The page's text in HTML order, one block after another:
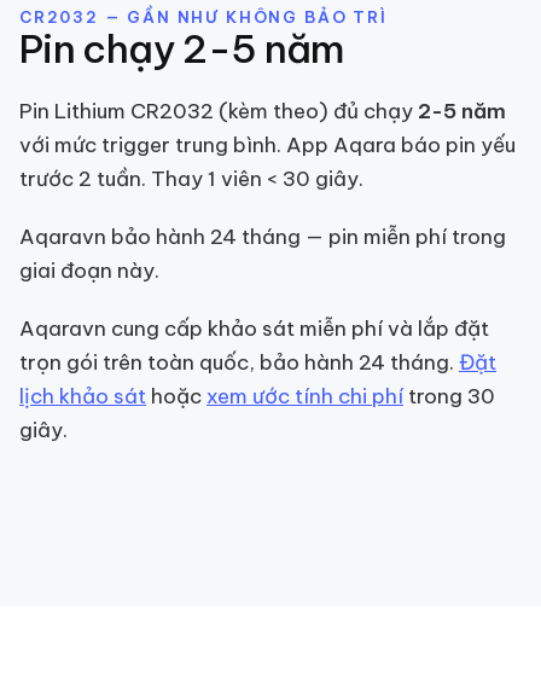
CR2032 — GẦN NHƯ KHÔNG BẢO TRÌ
Pin chạy 2-5 năm
Pin Lithium CR2032 (kèm theo) đủ chạy 2-5 năm
với mức trigger trung bình. App Aqara báo pin yếu
trước 2 tuần. Thay 1 viên < 30 giây.
Aqaravn bảo hành 24 tháng — pin miễn phí trong
giai đoạn này.
Aqaravn cung cấp khảo sát miễn phí và lắp đặt
trọn gói trên toàn quốc, bảo hành 24 tháng. Đặt
lịch khảo sát hoặc xem ước tính chi phí trong 30
giây.